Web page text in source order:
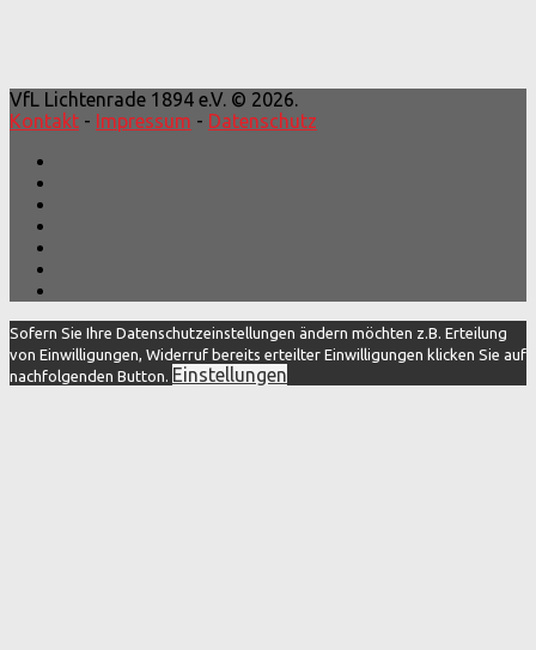
VfL Lichtenrade 1894 e.V. © 2026.
Kontakt - Impressum - Datenschutz
Sofern Sie Ihre Datenschutzeinstellungen ändern möchten z.B. Erteilung
von Einwilligungen, Widerruf bereits erteilter Einwilligungen klicken Sie auf
nachfolgenden Button. Einstellungen